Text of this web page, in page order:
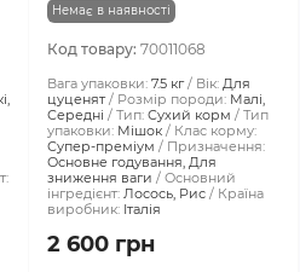
Немає в наявності
Код товару: 70011068
Вага упаковки: 7.5 кг Вік: Для
цуценят
Розмір породи: Малі,
Середні
Тип: Сухий корм
Тип
упаковки: Мішок
Клас корму:
Супер-преміум
Призначення:
Основне годування, Для
зниження ваги
Основний
інгредієнт: Лосось, Рис
Країна
виробник: Італія
2 600 грн